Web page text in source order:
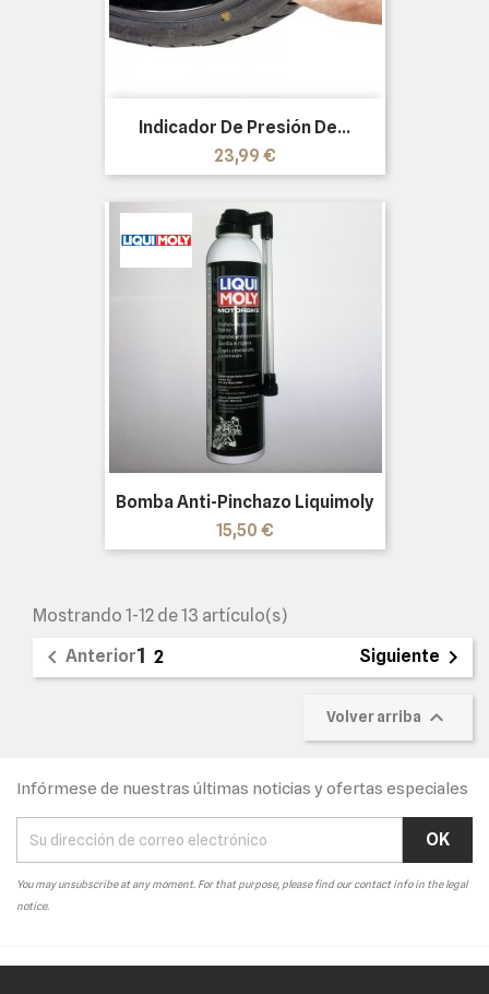
Indicador De Presión De...
Precio
23,99 €
Bomba Anti-Pinchazo Liquimoly
Precio
15,50 €
Mostrando 1-12 de 13 artículo(s)
 Anterior1 2 Siguiente 
Volver arriba 
Infórmese de nuestras últimas noticias y ofertas especiales
You may unsubscribe at any moment. For that purpose, please find our contact info in the legal
notice.